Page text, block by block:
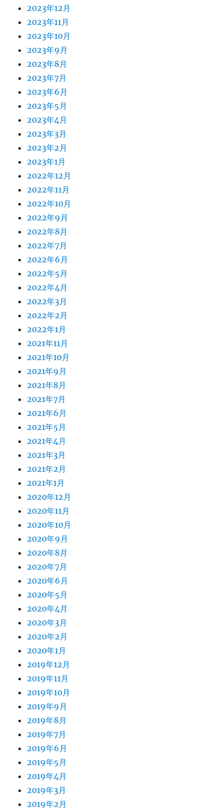
2023年12月
2023年11月
2023年10月
2023年9月
2023年8月
2023年7月
2023年6月
2023年5月
2023年4月
2023年3月
2023年2月
2023年1月
2022年12月
2022年11月
2022年10月
2022年9月
2022年8月
2022年7月
2022年6月
2022年5月
2022年4月
2022年3月
2022年2月
2022年1月
2021年11月
2021年10月
2021年9月
2021年8月
2021年7月
2021年6月
2021年5月
2021年4月
2021年3月
2021年2月
2021年1月
2020年12月
2020年11月
2020年10月
2020年9月
2020年8月
2020年7月
2020年6月
2020年5月
2020年4月
2020年3月
2020年2月
2020年1月
2019年12月
2019年11月
2019年10月
2019年9月
2019年8月
2019年7月
2019年6月
2019年5月
2019年4月
2019年3月
2019年2月